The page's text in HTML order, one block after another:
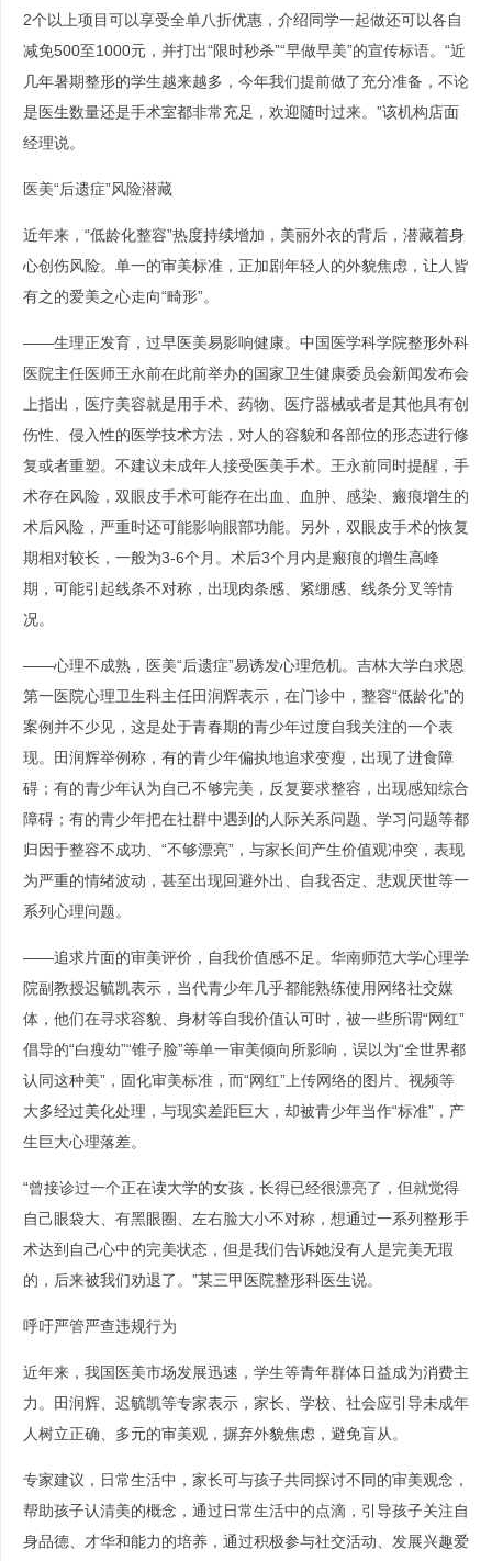
2个以上项目可以享受全单八折优惠，介绍同学一起做还可以各自
减免500至1000元，并打出“限时秒杀”“早做早美”的宣传标语。“近
几年暑期整形的学生越来越多，今年我们提前做了充分准备，不论
是医生数量还是手术室都非常充足，欢迎随时过来。”该机构店面
经理说。
医美“后遗症”风险潜藏
近年来，“低龄化整容”热度持续增加，美丽外衣的背后，潜藏着身
心创伤风险。单一的审美标准，正加剧年轻人的外貌焦虑，让人皆
有之的爱美之心走向“畸形”。
——生理正发育，过早医美易影响健康。中国医学科学院整形外科
医院主任医师王永前在此前举办的国家卫生健康委员会新闻发布会
上指出，医疗美容就是用手术、药物、医疗器械或者是其他具有创
伤性、侵入性的医学技术方法，对人的容貌和各部位的形态进行修
复或者重塑。不建议未成年人接受医美手术。王永前同时提醒，手
术存在风险，双眼皮手术可能存在出血、血肿、感染、瘢痕增生的
术后风险，严重时还可能影响眼部功能。另外，双眼皮手术的恢复
期相对较长，一般为3-6个月。术后3个月内是瘢痕的增生高峰
期，可能引起线条不对称，出现肉条感、紧绷感、线条分叉等情
况。
——心理不成熟，医美“后遗症”易诱发心理危机。吉林大学白求恩
第一医院心理卫生科主任田润辉表示，在门诊中，整容“低龄化”的
案例并不少见，这是处于青春期的青少年过度自我关注的一个表
现。田润辉举例称，有的青少年偏执地追求变瘦，出现了进食障
碍；有的青少年认为自己不够完美，反复要求整容，出现感知综合
障碍；有的青少年把在社群中遇到的人际关系问题、学习问题等都
归因于整容不成功、“不够漂亮”，与家长间产生价值观冲突，表现
为严重的情绪波动，甚至出现回避外出、自我否定、悲观厌世等一
系列心理问题。
——追求片面的审美评价，自我价值感不足。华南师范大学心理学
院副教授迟毓凯表示，当代青少年几乎都能熟练使用网络社交媒
体，他们在寻求容貌、身材等自我价值认可时，被一些所谓“网红”
倡导的“白瘦幼”“锥子脸”等单一审美倾向所影响，误以为“全世界都
认同这种美”，固化审美标准，而“网红”上传网络的图片、视频等
大多经过美化处理，与现实差距巨大，却被青少年当作“标准”，产
生巨大心理落差。
“曾接诊过一个正在读大学的女孩，长得已经很漂亮了，但就觉得
自己眼袋大、有黑眼圈、左右脸大小不对称，想通过一系列整形手
术达到自己心中的完美状态，但是我们告诉她没有人是完美无瑕
的，后来被我们劝退了。”某三甲医院整形科医生说。
呼吁严管严查违规行为
近年来，我国医美市场发展迅速，学生等青年群体日益成为消费主
力。田润辉、迟毓凯等专家表示，家长、学校、社会应引导未成年
人树立正确、多元的审美观，摒弃外貌焦虑，避免盲从。
专家建议，日常生活中，家长可与孩子共同探讨不同的审美观念，
帮助孩子认清美的概念，通过日常生活中的点滴，引导孩子关注自
身品德、才华和能力的培养，通过积极参与社交活动、发展兴趣爱